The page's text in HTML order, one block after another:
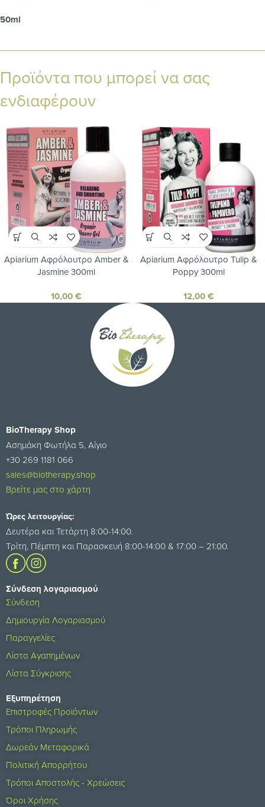
50ml
Προϊόντα που μπορεί να σας
ενδιαφέρουν
Apiarium Αφρόλουτρο Amber &
Jasmine 300ml
10,00€
Apiarium Αφρόλουτρο Tulip &
Poppy 300ml
12,00€
BioTherapy Shop
Ασημάκη Φωτήλα 5, Αίγιο
+30 269 1181 066
sales@biotherapy.shop
Βρείτε μας στο χάρτη
Ώρες λειτουργίας:
Δευτέρα και Τετάρτη 8:00-14:00.
Τρίτη, Πέμπτη και Παρασκευή 8:00-14:00 & 17:00 – 21:00.
Σύνδεση λογαριασμού
Σύνδεση
Δημιουργία Λογαριασμού
Παραγγελίες
Λίστα Αγαπημένων
Λίστα Σύγκρισης
Εξυπηρέτηση
Επιστροφές Προϊόντων
Τρόποι Πληρωμής
Δωρεάν Μεταφορικά
Πολιτική Απορρήτου
Τρόποι Αποστολής - Χρεώσεις
Όροι Χρήσης